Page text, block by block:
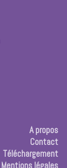
A propos
Contact
Téléchargement
Mentions légales